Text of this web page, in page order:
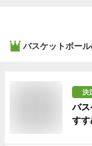
バスケットボール
決
バ
すす